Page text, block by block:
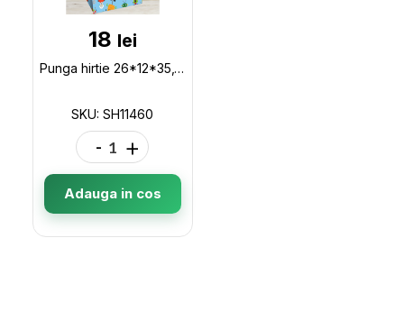
18 lei
Punga hirtie 26*12*35,110gr, DETROIT SH11460
SKU: SH11460
- +
Adauga in cos